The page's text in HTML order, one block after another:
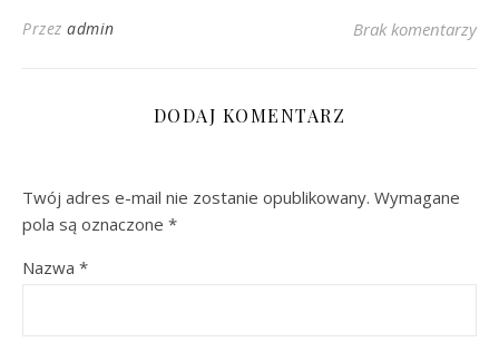
Przez admin Brak komentarzy
DODAJ KOMENTARZ
Twój adres e-mail nie zostanie opublikowany. Wymagane
pola są oznaczone *
Nazwa *